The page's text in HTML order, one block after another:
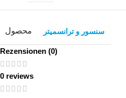
محصول سنسور و ترانسمیتر
Rezensionen (0)
0 reviews